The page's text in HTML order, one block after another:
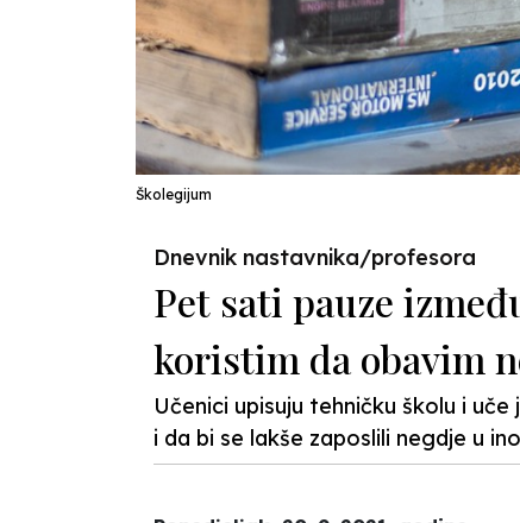
Školegijum
Dnevnik nastavnika/profesora
Pet sati pauze
koristim da obavim
Učenici upisuju tehničku školu i
i da bi se lakše zaposlili negdje u